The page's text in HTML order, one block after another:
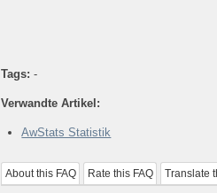
Tags: -
Verwandte Artikel:
AwStats Statistik
About this FAQ Rate this FAQ Translate